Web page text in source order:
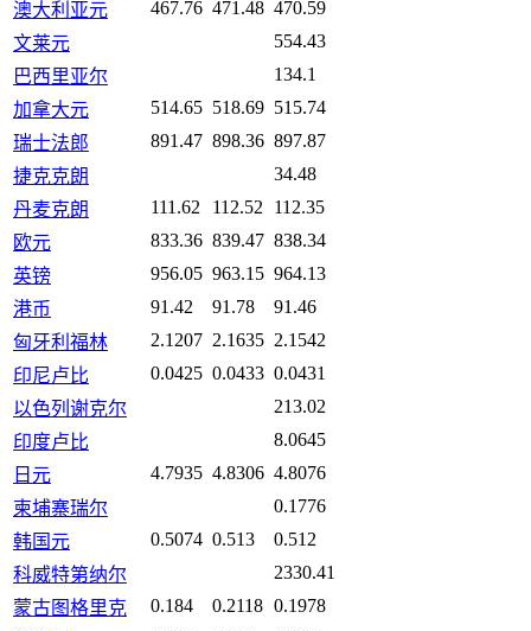
澳大利亚元 467.76 471.48 470.59
文莱元
554.43
巴西里亚尔
134.1
加拿大元
514.65 518.69 515.74
瑞士法郎
891.47 898.36 897.87
捷克克朗
34.48
丹麦克朗
111.62 112.52
112.35
欧元
833.36 839.47 838.34
英镑
956.05 963.15 964.13
港币
91.42 91.78
91.46
匈牙利福林
2.1207 2.1635 2.1542
印尼卢比
0.0425 0.0433 0.0431
以色列谢克尔
213.02
印度卢比
8.0645
日元
4.7935 4.8306 4.8076
柬埔寨瑞尔
0.1776
韩国元
0.5074 0.513
0.512
科威特第纳尔
2330.41
蒙古图格里克
0.184 0.2118 0.1978